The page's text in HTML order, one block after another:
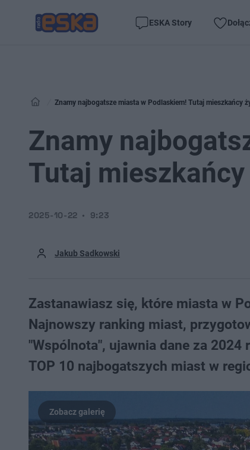
ESKA Story
Znamy najbogatsze miasta w Podlaskiem! Tutaj mieszkańcy
Znamy
Tutaj
Jakub Sadkowski
2025-10-22 9:23
Zastanawiasz się, które miasta w
Najnowszy ranking miast,
"Wspólnota", ujawnia dane za
TOP 10 najbogatszych miast w